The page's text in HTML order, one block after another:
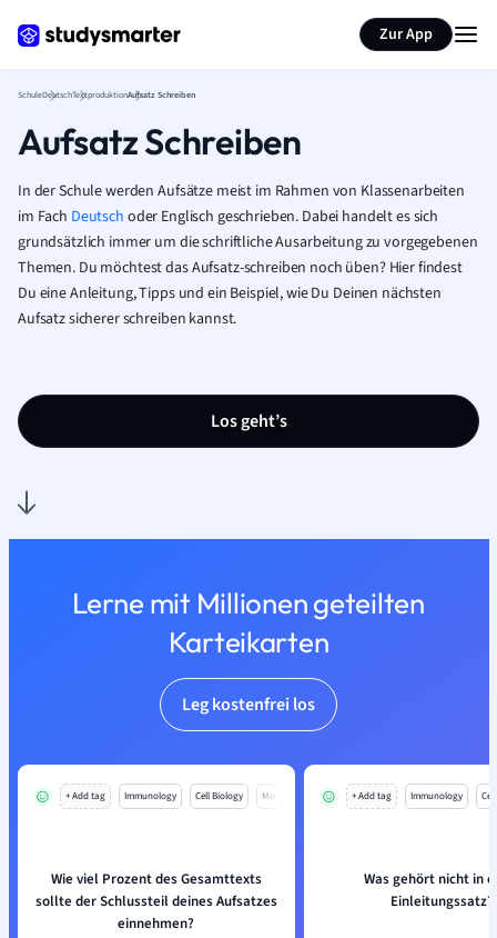
Zur App
SchuleDeutschTextproduktionAufsatz Schreiben
Aufsatz Schreiben
In der Schule werden Aufsätze meist im Rahmen von Klassenarbeiten
im Fach Deutsch oder Englisch geschrieben. Dabei handelt es sich
grundsätzlich immer um die schriftliche Ausarbeitung zu vorgegebenen
Themen. Du möchtest das Aufsatz-schreiben noch üben? Hier findest
Du eine Anleitung, Tipps und ein Beispiel, wie Du Deinen nächsten
Aufsatz sicherer schreiben kannst.
Los geht’s
Lerne mit Millionen geteilten
Karteikarten
Leg kostenfrei los
+ Add tag Immunology Cell Biology Mo
Wie viel Prozent des Gesamttexts
sollte der Schlussteil deines Aufsatzes
einnehmen?
+ Add tag Immunology
Was gehört nicht in
Einleitungssatz?
Seite zusammenfassen